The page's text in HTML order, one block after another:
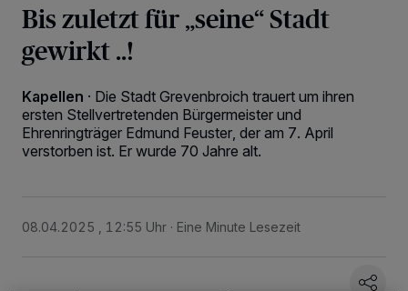
Bis zuletzt für „seine“ Stadt
gewirkt ..!
Kapellen · Die Stadt Grevenbroich trauert um ihren
ersten Stellvertretenden Bürgermeister und
Ehrenringträger Edmund Feuster, der am 7. April
verstorben ist. Er wurde 70 Jahre alt.
08.04.2025 , 12:55 Uhr Eine Minute Lesezeit
von OK aktivieren Sie Tracking-Technologien für die unter „Wir und unsere
Partner verarbeiten Daten, um Ihnen Dienste bereitzustellen“ aufgeführten